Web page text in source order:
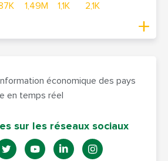
1,49M 1,1K 2,1K
économique des pays
en temps réel
sur les réseaux sociaux